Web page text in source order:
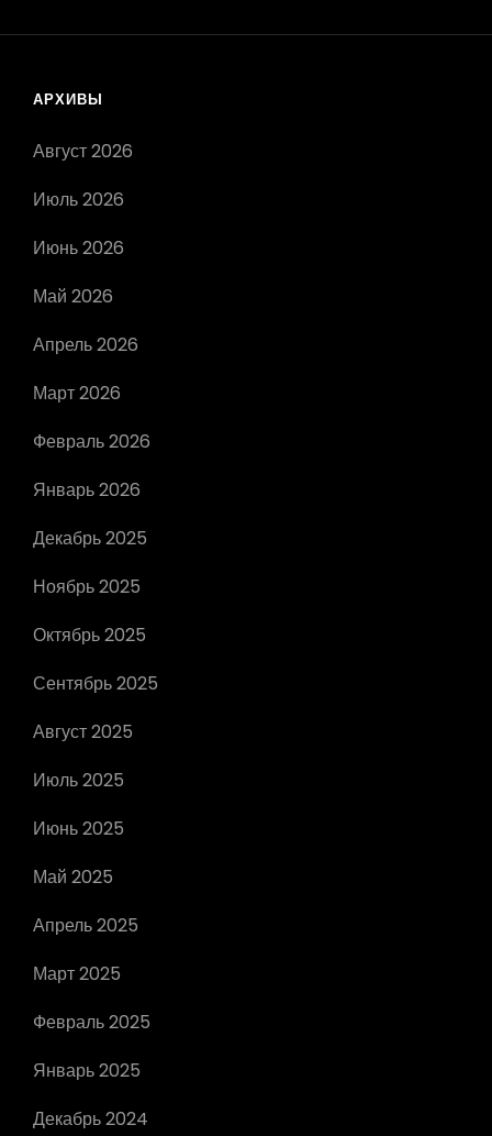
АРХИВЫ
Август 2026
Июль 2026
Июнь 2026
Май 2026
Апрель 2026
Март 2026
Февраль 2026
Январь 2026
Декабрь 2025
Ноябрь 2025
Октябрь 2025
Сентябрь 2025
Август 2025
Июль 2025
Июнь 2025
Май 2025
Апрель 2025
Март 2025
Февраль 2025
Январь 2025
Декабрь 2024